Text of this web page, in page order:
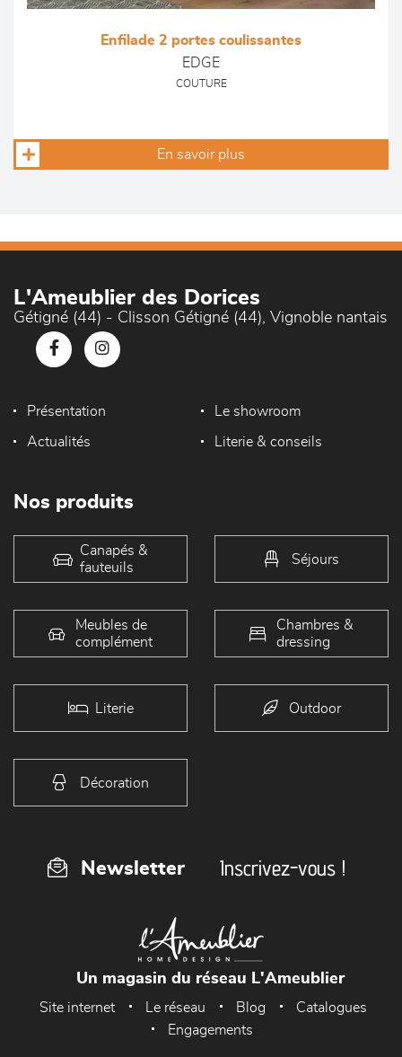
Enfilade 2 portes coulissantes
EDGE
COUTURE
En savoir plus
L'Ameublier des Dorices
Gétigné (44) - Clisson Gétigné (44), Vignoble nantais
Présentation Le showroom
Actualités Literie & conseils
Nos produits
Canapés &
fauteuils
Séjours
Meubles de
complément
Chambres &
dressing
Literie Outdoor
Décoration
Newsletter Inscrivez-vous !
Un magasin du réseau L'Ameublier
Site internet Le réseau Blog
Catalogues
Engagements